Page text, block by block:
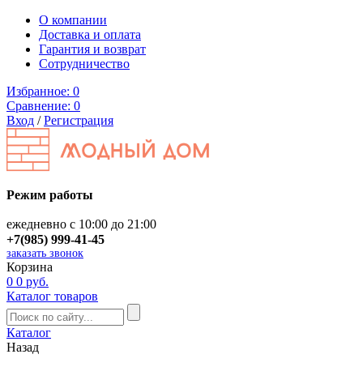
О компании
Доставка и оплата
Гарантия и возврат
Сотрудничество
Избранное: 0
Сравнение: 0
Вход /Регистрация
Режим работы
ежедневно с 10:00 до 21:00
+7(985) 999-41-45
заказать звонок
Корзина
0 0 руб.
Каталог товаров
Каталог
Назад